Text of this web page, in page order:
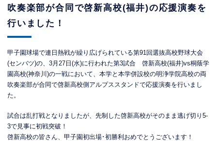
吹奏楽部が合同で啓新高校(福井)の応援演奏を
行いました！
甲子園球場で連日熱戦が繰り広げられている第91回選抜高校野球大会
(センバツ)の、3月27日(水)に行われた第3試合 啓新高校(福井)vs桐蔭学
園高校(神奈川)の一戦において、本学と本学併設校の明浄学院高校の両
吹奏楽部が合同で啓新高校側アルプススタンドで応援演奏を行いまし
た。
試合は乱打戦となりましたが、先制した啓新高校がそのまま逃げ切り5-
3で見事に初戦突破！
啓新高校の皆さん、甲子園初出場･初勝利おめでとうございます！